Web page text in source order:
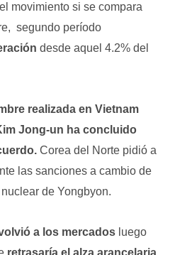
movimiento si se compara
segundo período
desde aquel 4.2% del
realizada en Vietnam
Jong-un ha concluido
Corea del Norte pidió a
las sanciones a cambio de
de Yongbyon.
a los mercados luego